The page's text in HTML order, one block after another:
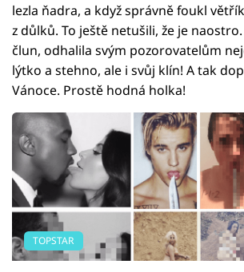
lezla ňadra, a když správně foukl
z důlků. To ještě netušili, že je
člun, odhalila svým pozorovatelům
lýtko a stehno, ale i svůj klín! A tak
Vánoce. Prostě hodná holka!
TOPSTAR